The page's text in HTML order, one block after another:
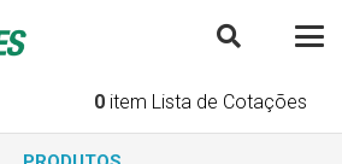
0 item Lista de Cotações